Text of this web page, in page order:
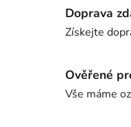
Doprava
Získejte
Ověřené
Vše máme